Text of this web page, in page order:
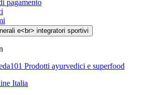
pagamento
Prodotti ayurvedici e superfood